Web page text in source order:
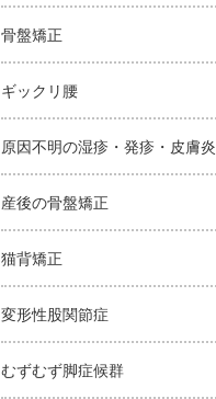
骨盤矯正
ギックリ腰
原因不明の湿疹・発疹・皮膚炎
産後の骨盤矯正
猫背矯正
変形性股関節症
むずむず脚症候群